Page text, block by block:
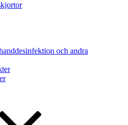
och andra